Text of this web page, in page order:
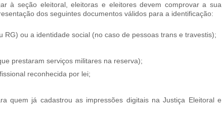
à seção eleitoral, eleitoras e eleitores devem comprovar a sua
dos seguintes documentos válidos para a identificação:
RG) ou a identidade social (no caso de pessoas trans e travestis);
prestaram serviços militares na reserva);
reconhecida por lei;
quem já cadastrou as impressões digitais na Justiça Eleitoral e